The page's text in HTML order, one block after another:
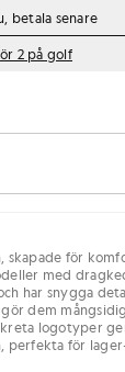
betala senare
2 på golf
sökning
skapade för
med
har snygga
dem
logotyper
perfekta för